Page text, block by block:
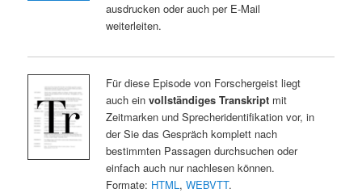
ausdrucken oder auch per E-Mail
weiterleiten.
Für diese Episode von Forschergeist liegt
auch ein vollständiges Transkriptmit
Zeitmarken und Sprecheridentifikation vor, in
der Sie das Gespräch komplett nach
bestimmten Passagen durchsuchen oder
einfach auch nur nachlesen können.
Formate: HTML , WEBVTT.